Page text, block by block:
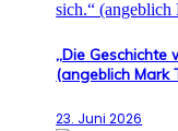
„Die Geschichte
(angeblich Mark
23. Juni 2026